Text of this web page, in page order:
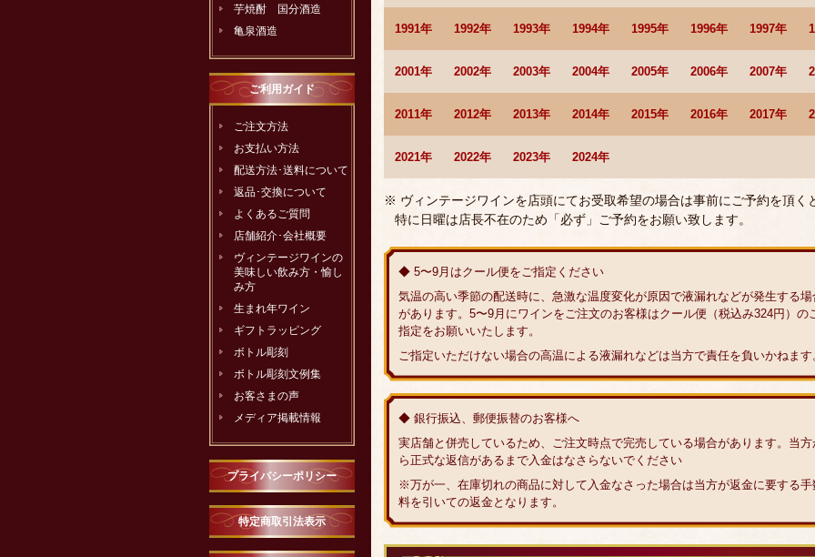
芋焼酎 国分酒造
亀泉酒造
ご利用ガイド
ご注文方法
お支払い方法
配送方法･送料について
返品･交換について
よくあるご質問
店舗紹介･会社概要
ヴィンテージワインの
美味しい飲み方・愉し
み方
生まれ年ワイン
ギフトラッピング
ボトル彫刻
ボトル彫刻文例集
お客さまの声
メディア掲載情報
プライバシーポリシー
特定商取引法表示
1991年 1992年 1993年 1994年 1995年 1996年 1997年
2001年 2002年 2003年 2004年 2005年 2006年 2007年
2011年 2012年 2013年 2014年 2015年 2016年 2017年
2021年 2022年 2023年 2024年
※ ヴィンテージワインを店頭にてお受取希望の場合は事前にご予約を頂く
特に日曜は店長不在のため「必ず」ご予約をお願い致します。
◆ 5〜9月はクール便をご指定ください
気温の高い季節の配送時に、急激な温度変化が原因で液漏れなどが発生する場
があります。5〜9月にワインをご注文のお客様はクール便（税込み324円）の
指定をお願いいたします。
ご指定いただけない場合の高温による液漏れなどは当方で責任を負いかねます
◆ 銀行振込、郵便振替のお客様へ
実店舗と併売しているため、ご注文時点で完売している場合があります。当方
ら正式な返信があるまで入金はなさらないでください
※万が一、在庫切れの商品に対して入金なさった場合は当方が返金に要する手
料を引いての返金となります。